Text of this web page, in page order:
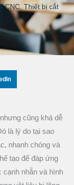
CNC,Thiết bị cắt
cũng khá dễ
là lý do tại sao
nhanh chóng và
tạo để đáp ứng
cạnh nhẵn và hình